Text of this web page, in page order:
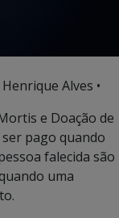
Alves •
e Doação de
pago quando
falecida são
uma